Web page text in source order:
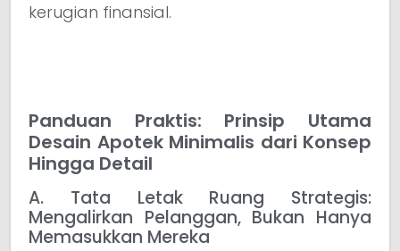
kerugian finansial.
Panduan Praktis: Prinsip Utama
Desain Apotek Minimalis dari Konsep
Hingga Detail
A. Tata Letak Ruang Strategis:
Mengalirkan Pelanggan, Bukan Hanya
Memasukkan Mereka